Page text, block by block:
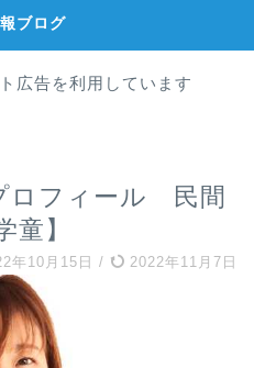
ブログ
広告を利用しています
ロフィール 民間
童】
年10月15日 / 2022年11月7日